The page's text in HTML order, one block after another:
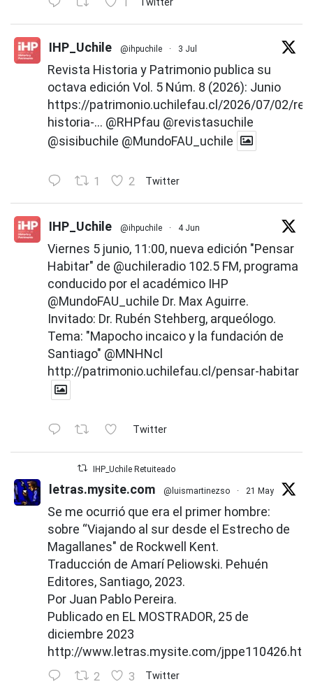
1
IHP_Uchile @ihpuchile · 3 Jul
Revista Historia y Patrimonio publica su
octava edición Vol. 5 Núm. 8 (2026): Junio
https://patrimonio.uchilefau.cl/2026/07/02/
historia-... @RHPfau @revistasuchile
@sisibuchile @MundoFAU_uchile
1 2 Twitter
IHP_Uchile @ihpuchile · 4 Jun
Viernes 5 junio, 11:00, nueva edición "Pensar
Habitar" de @uchileradio 102.5 FM, programa
conducido por el académico IHP
@MundoFAU_uchile Dr. Max Aguirre.
Invitado: Dr. Rubén Stehberg, arqueólogo.
Tema: "Mapocho incaico y la fundación de
Santiago" @MNHNcl
http://patrimonio.uchilefau.cl/pensar-habitar
Twitter
IHP_Uchile Retuiteado
letras.mysite.com @luismartinezso · 21 May
Se me ocurrió que era el primer hombre:
sobre “Viajando al sur desde el Estrecho de
Magallanes" de Rockwell Kent.
Traducción de Amarí Peliowski. Pehuén
Editores, Santiago, 2023.
Por Juan Pablo Pereira.
Publicado en EL MOSTRADOR, 25 de
diciembre 2023
http://www.letras.mysite.com/
2 3 Twitter